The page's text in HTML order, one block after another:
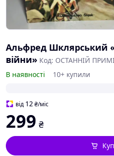
Альфред Шклярський
війни» Код: ОСТАННІЙ
В наявності
10+ купили
від 12₴/міс
299 ₴